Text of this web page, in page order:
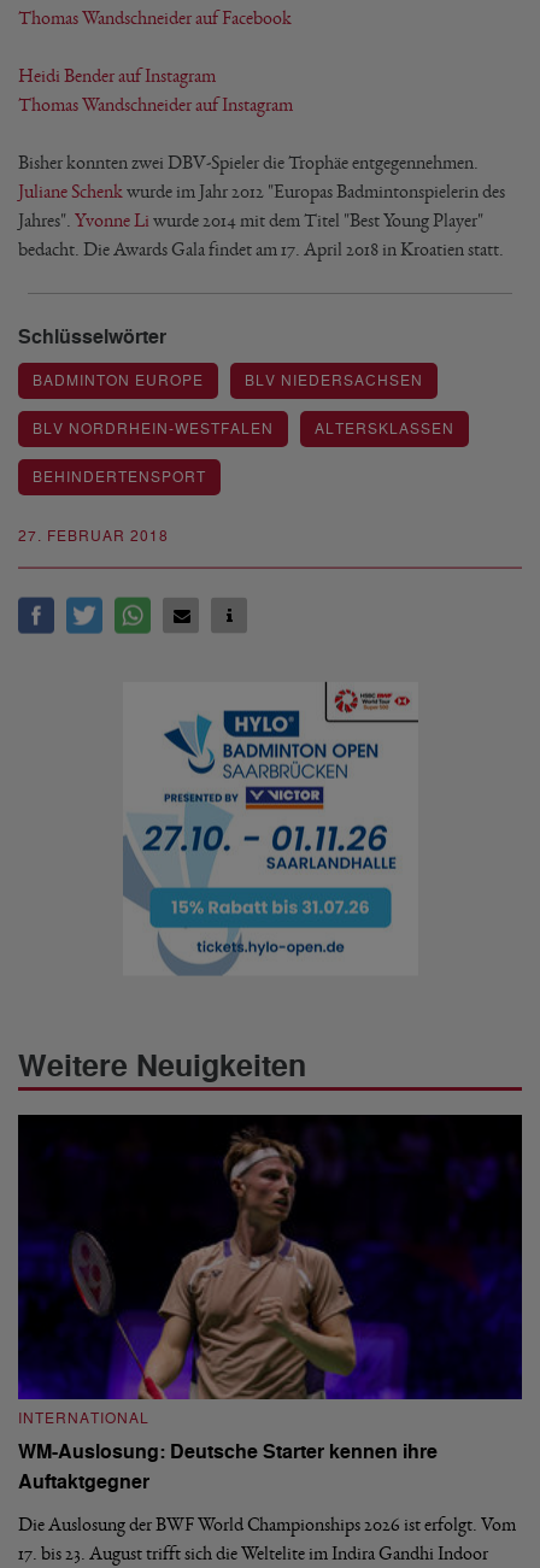
27. FEBRUAR 2018
Thomas Wandschneider auf Facebook
Heidi Bender auf Instagram
Thomas Wandschneider auf Instagram
Bisher konnten zwei DBV-Spieler die Trophäe entgegennehmen.
Juliane Schenk wurde im Jahr 2012 "Europas Badmintonspielerin des
Jahres". Yvonne Li wurde 2014 mit dem Titel "Best Young Player"
bedacht. Die Awards Gala findet am 17. April 2018 in Kroatien statt.
Schlüsselwörter
BADMINTON EUROPE BLV NIEDERSACHSEN
BLV NORDRHEIN-WESTFALEN ALTERSKLASSEN
BEHINDERTENSPORT
Weitere Neuigkeiten
INTERNATIONAL
WM-Auslosung: Deutsche Starter kennen ihre
Auftaktgegner
Die Auslosung der BWF World Championships 2026 ist erfolgt. Vom
17. bis 23. August trifft sich die Weltelite im Indira Gandhi Indoor